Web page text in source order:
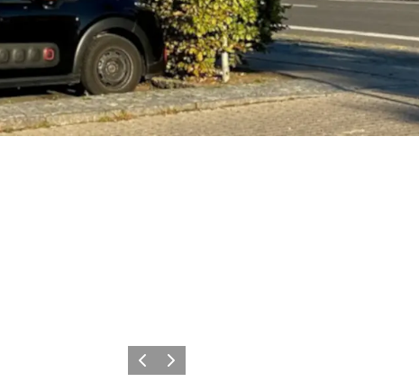
Forrige billede
Næste billede